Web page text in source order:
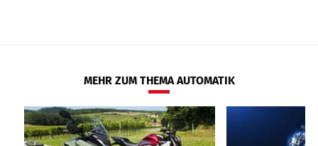
MEHR ZUM THEMA AUTOMATIK